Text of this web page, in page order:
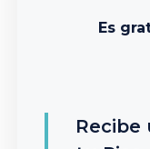
Es
Recibe